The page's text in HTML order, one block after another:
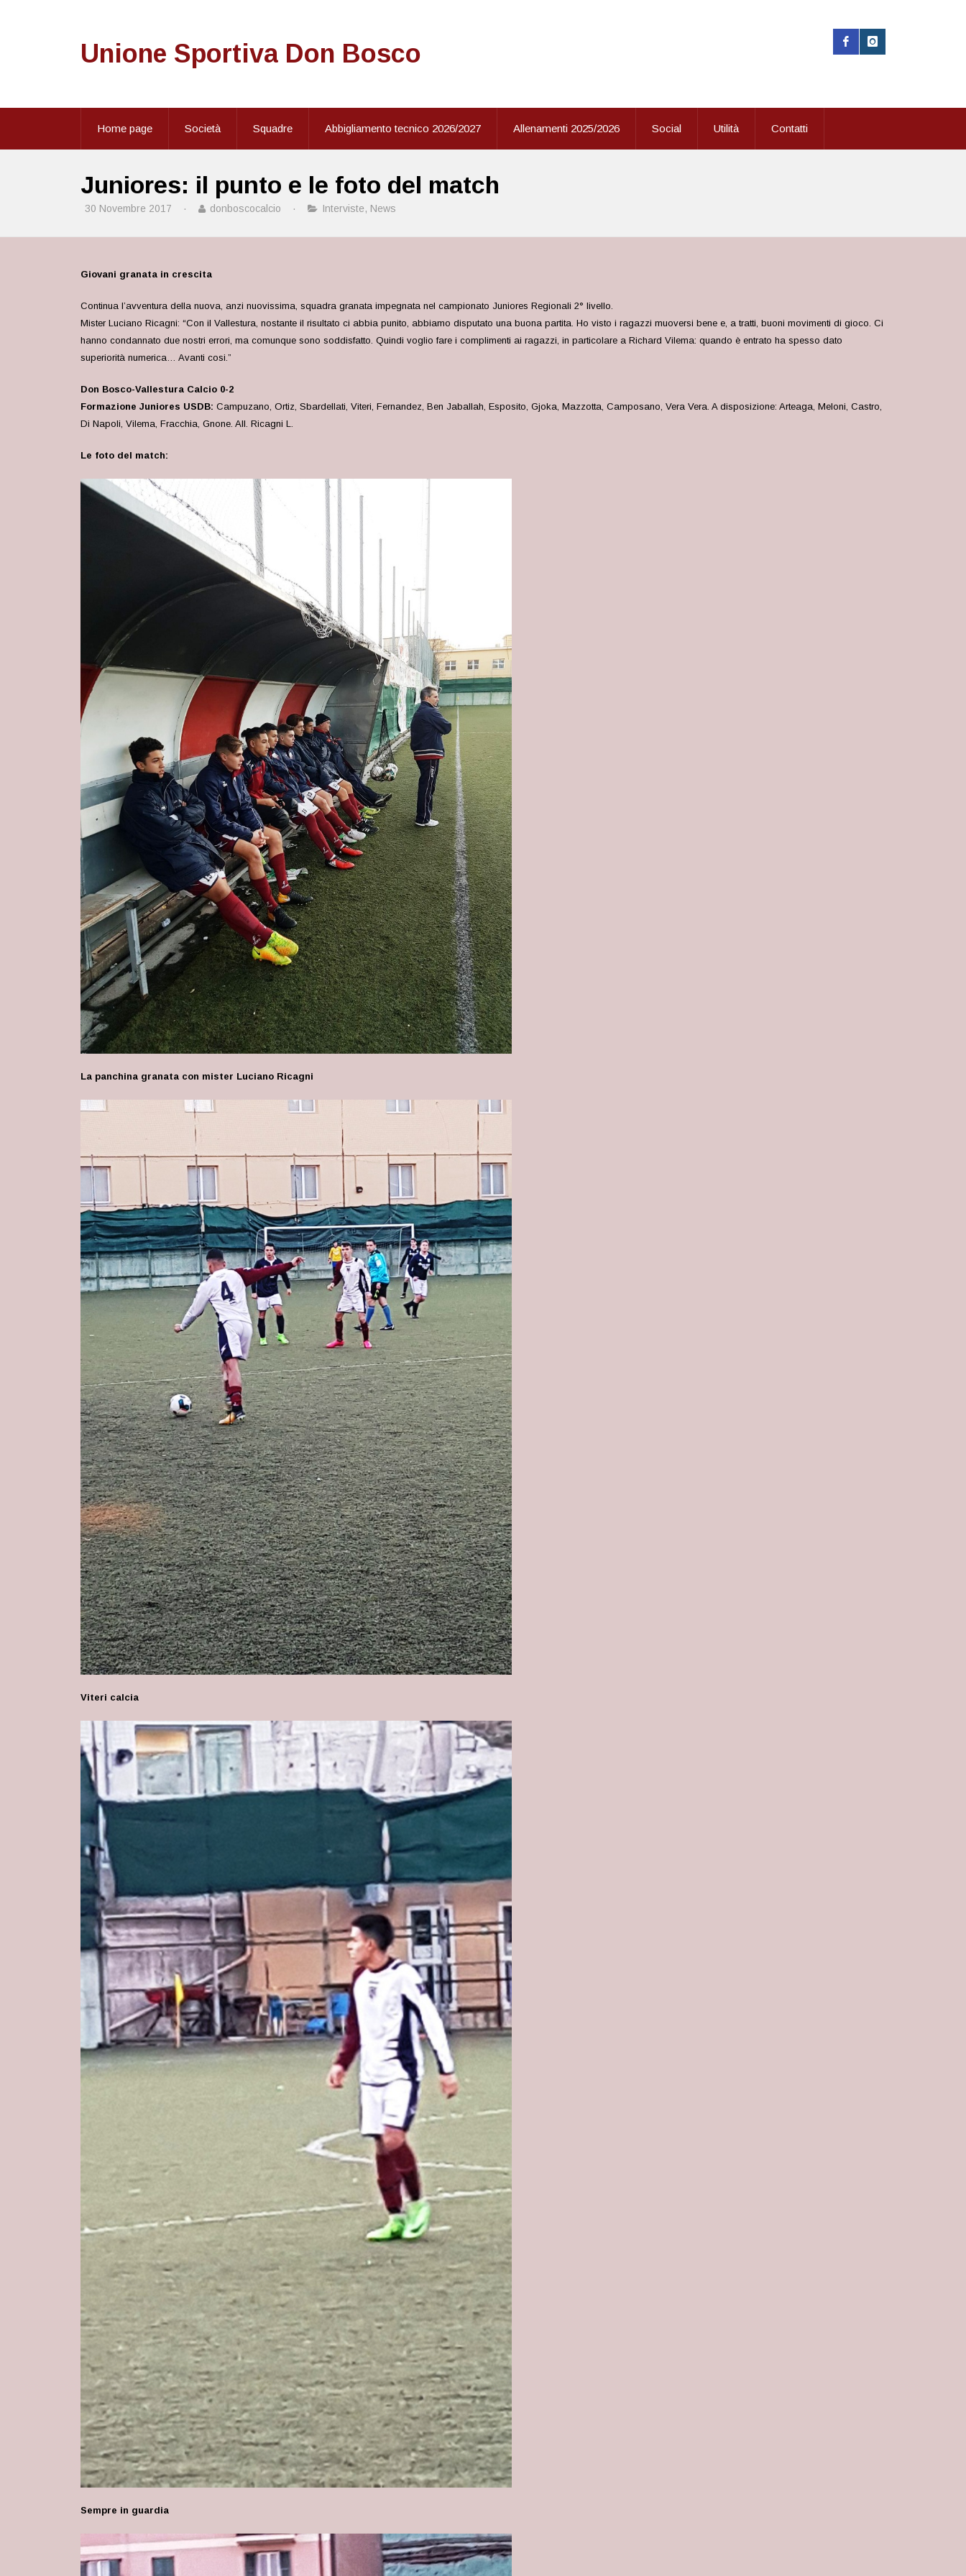
Unione Sportiva Don Bosco
Home page Società Squadre Abbigliamento tecnico 2026/2027 Allenamenti 2025/2026 Social Utilità Contatti
Juniores: il punto e le foto del match
30 Novembre 2017 · donboscocalcio · Interviste, News
Giovani granata in crescita
Continua l’avventura della nuova, anzi nuovissima, squadra granata impegnata nel campionato Juniores Regionali 2° livello.
Mister Luciano Ricagni: “Con il Vallestura, nostante il risultato ci abbia punito, abbiamo disputato una buona partita. Ho visto i ragazzi muoversi bene e, a tratti, buoni movimenti di gioco. Ci
hanno condannato due nostri errori, ma comunque sono soddisfatto. Quindi voglio fare i complimenti ai ragazzi, in particolare a Richard Vilema: quando è entrato ha spesso dato
superiorità numerica… Avanti cosi.”
Don Bosco-Vallestura Calcio 0-2
Formazione Juniores USDB: Campuzano, Ortiz, Sbardellati, Viteri, Fernandez, Ben Jaballah, Esposito, Gjoka, Mazzotta, Camposano, Vera Vera. A disposizione: Arteaga, Meloni, Castro,
Di Napoli, Vilema, Fracchia, Gnone. All. Ricagni L.
Le foto del match:
La panchina granata con mister Luciano Ricagni
Viteri calcia
Sempre in guardia